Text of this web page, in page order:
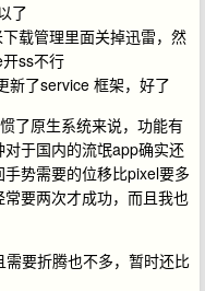
了
载管理里面关掉迅雷，然
ss不行
新了service 框架，好了
了原生系统来说，功能有
于国内的流氓app确实还
势需要的位移比pixel要多
要两次才成功，而且我也
要折腾也不多，暂时还比